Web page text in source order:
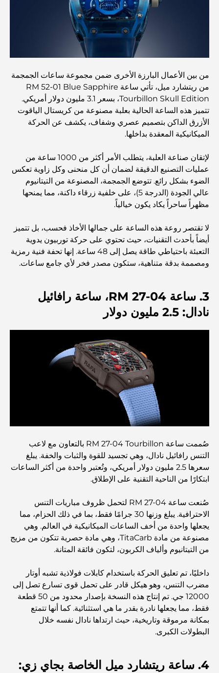
اكتشف ممشى نخلة جميرا: جولة بين الفخامة والإطلالات الخلابة
أفضل المناطق للسكن في دبي مع العائلة: اكتشف أفضل
الخيارات
فنادق الخمس نجوم في دبي: فخامة لا مثيل لها لكل مسافر
أشياء يمكنك القيام بها في وسط مدينة دبي: دليلك الشامل
أفضل أماكن الإفطار في دبي: أفضل 7 أماكن لا تُضاهى لتجربة
إفطار رمضاني لا يُنسى
المقاهي في منطقة الخليج التجاري: مزيج مثالي من القهوة
والمجتمع
مطاعم دبي الحائزة على نجمة ميشلان: جولة مغامرة لعشاق
الطعام
استكشاف مطاعم جميرا جولف إستيتس: دليل الطهي
Dubai Horse Racing: Where Tradition Meets
Global Competition
المقاهي في نخلة جميرا: دليل لأفضل أماكن القهوة وأسلوب
أفضل وجبات الإفطار في دبي: اختياراتي المفضلة لعام 2026
كيفية الحصول على قرض عقاري في دبي: الدليل الشامل
دبي
منازل متوافقة مع مبادئ فاستو: دليل عملي لتحقيق التوازن
والانسجام
أفضل شركات تنسيق الحدائق في دبي: تحويل المساحات
الخارجية
أفضل شركات نقل الأثاث في دبي: دليل شامل
نخلة جبل علي مقابل نخلة جميرا: مقارنة واضحة لمشتري
العقارات الأذكياء
اكتشف جزيرة القمر في دبي: دليلك الأمثل
من بين الأعمال البارزة الأخرى ضمن مجموعة ساعات الجمجمة
من ريتشارد ميل، تأتي ساعة RM 52-01 Blue Sapphire
Tourbillon Skull Edition، بسعر 3.1 مليون دولار أمريكي.
تتميز هذه الساعة الحالية بعلبة مصنوعة من كريستال الياقوت
الأزرق الداكن بتصميم عصري وشفاف، يكشف عن الحركة
الميكانيكية المعقدة بداخلها.
لإتقان صناعة العلبة، يتطلب الأمر أكثر من 1000 ساعة من
عمليات التصنيع الدقيقة لضمان أن كل منحنى وكل زاوية تعكس
الضوء بشكل رائع. تتوضع الجمجمة، المصنوعة من التيتانيوم
عالي الجودة (الدرجة 5)، على خلفية زرقاء داكنة، مما يمنحها
مظهراً ساحراً يكاد يكون خيالياً.
لا تقتصر روعة هذه الساعة على جمالها الأخاذ فحسب، بل تتميز
أيضاً بأحدث التقنيات، حيث تحتوي على حركة توربيون يدوية
التعبئة باحتياطي طاقة يصل إلى 48 ساعة. إنها تحفة فنية رمزية
ومصممة بدقة متناهية، ستكون مصدر فخر لأي جامع ساعات.
3. ساعة RM 27-04، ساعة رافائيل
نادال: 2.5 مليون دولار
صُممت ساعة RM 27-04 Tourbillon بالتعاون مع لاعب
التنس رافائيل نادال، وهي تجسيد للقوة والثبات والخفة. يبلغ
سعرها 2.5 مليون دولار أمريكي، وتُعتبر واحدة من أكثر الساعات
ابتكارًا من الناحية التقنية على الإطلاق.
صُنعت ساعة RM 27-04 لتحمل ظروف مباريات التنس
الاحترافية. يبلغ وزنها 30 جرامًا فقط، بما في ذلك الحزام، مما
يجعلها واحدة من أخف الساعات الميكانيكية في العالم. وهي
مصنوعة من مادة TitaCarb، وهي مادة حصرية تتكون من مزيج
من التيتانيوم وألياف الكربون، لتكون فائقة المتانة.
داخليًا، تم تعليق الحركة باستخدام كابلات فولاذية تشبه أوتار
مضرب التنس، وهو هيكل قادر على تحمل قوى تسارع تصل إلى
12000 جي. تم إنتاج هذه النسخة بإصدار محدود من 50 قطعة
فقط، مما يجعلها نادرة بقدر ما هي استثنائية. كما أنها تتمتع
بمكانة مرموقة وتاريخية، حيث ارتداها نادال نفسه خلال
البطولات الكبرى.
4. ساعة ريتشارد ميل الخاصة بجاي زي: